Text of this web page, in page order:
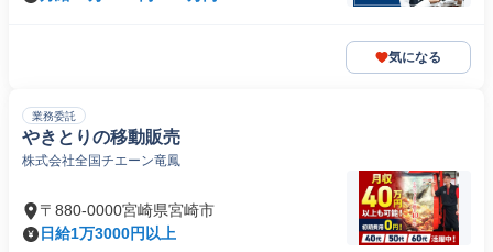
気になる
業務委託
やきとりの移動販売
株式会社全国チエーン竜鳳
〒880-0000宮崎県宮崎市
日給1万3000円以上